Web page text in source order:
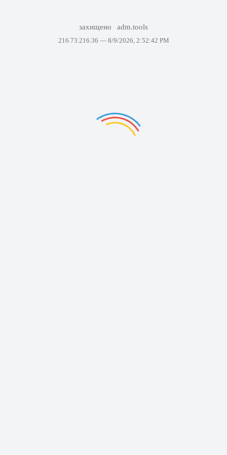
захищено adm.tools
216.73.216.36 — 8/9/2026, 2:52:42 PM